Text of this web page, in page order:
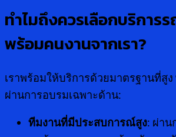
ทำไมถึงควรเลือกบริการ
พร้อมคนงานจากเรา?
เราพร้อมให้บริการด้วยมาตรฐานที่สู
ผ่านการอบรมเฉพาะด้าน:
ทีมงานที่มีประสบการณ์สูง: ผ่าน